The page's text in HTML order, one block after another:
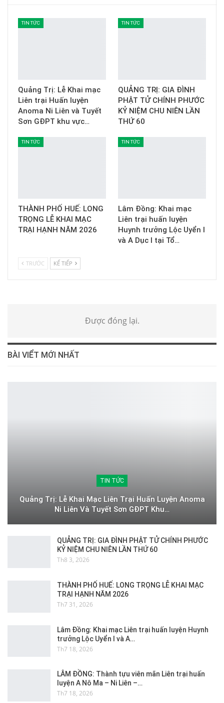
TIN TỨC
Quảng Trị: Lễ Khai mạc
Liên trại Huấn luyện
Anoma Ni Liên và Tuyết
Sơn GĐPT khu vực…
TIN TỨC
QUẢNG TRỊ: GIA ĐÌNH
PHẬT TỬ CHÍNH PHƯỚC
KỶ NIỆM CHU NIÊN LẦN
THỨ 60
TIN TỨC
THÀNH PHỐ HUẾ: LONG
TRỌNG LỄ KHAI MẠC
TRẠI HẠNH NĂM 2026
TIN TỨC
Lâm Đồng: Khai mạc
Liên trại huấn luyện
Huynh trưởng Lộc Uyển I
và A Dục I tại Tổ…
TRƯỚC KẾ TIẾP
Được đóng lại.
BÀI VIỂT MỚI NHẤT
TIN TỨC
Quảng Trị: Lễ Khai Mạc Liên Trại Huấn Luyện Anoma
Ni Liên Và Tuyết Sơn GĐPT Khu…
QUẢNG TRỊ: GIA ĐÌNH PHẬT TỬ CHÍNH PHƯỚC
KỶ NIỆM CHU NIÊN LẦN THỨ 60
Th8 3, 2026
THÀNH PHỐ HUẾ: LONG TRỌNG LỄ KHAI MẠC
TRẠI HẠNH NĂM 2026
Th7 31, 2026
Lâm Đồng: Khai mạc Liên trại huấn luyện Huynh
trưởng Lộc Uyển I và A…
Th7 18, 2026
LÂM ĐỒNG: Thành tựu viên mãn Liên trại huấn
luyện A Nô Ma – Ni Liên –…
Th7 18, 2026